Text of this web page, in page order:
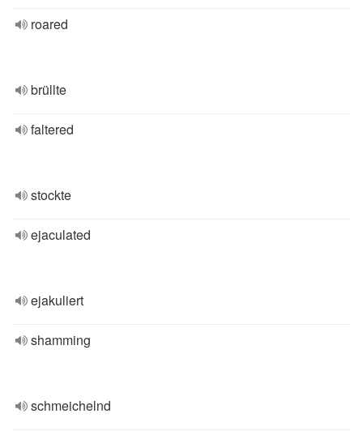
roared
brüllte
faltered
stockte
ejaculated
ejakuliert
shamming
schmeichelnd